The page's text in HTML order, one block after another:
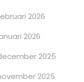
2026
2026
2025
2025